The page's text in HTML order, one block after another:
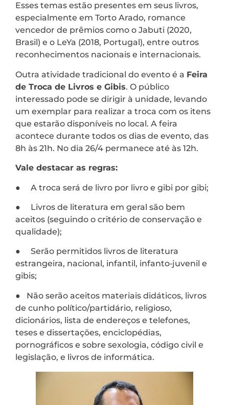
Esses temas estão presentes em seus livros,
especialmente em Torto Arado, romance
vencedor de prêmios como o Jabuti (2020,
Brasil) e o LeYa (2018, Portugal), entre outros
reconhecimentos nacionais e internacionais.
Outra atividade tradicional do evento é a Feira
de Troca de Livros e Gibis. O público
interessado pode se dirigir à unidade, levando
um exemplar para realizar a troca com os itens
que estarão disponíveis no local. A feira
acontece durante todos os dias de evento, das
8h às 21h. No dia 26/4 permanece até às 12h.
Vale destacar as regras:
● A troca será de livro por livro e gibi por gibi;
● Livros de literatura em geral são bem
aceitos (seguindo o critério de conservação e
qualidade);
● Serão permitidos livros de literatura
estrangeira, nacional, infantil, infanto‐juvenil e
gibis;
● Não serão aceitos materiais didáticos, livros
de cunho político/partidário, religioso,
dicionários, lista de endereços e telefones,
teses e dissertações, enciclopédias,
pornográficos e sobre sexologia, código civil e
legislação, e livros de informática.